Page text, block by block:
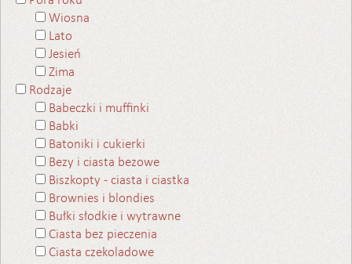
Wiosna
Lato
Jesień
Zima
Rodzaje
Babeczki i muffinki
Babki
Batoniki i cukierki
Bezy i ciasta bezowe
Biszkopty - ciasta i ciastka
Brownies i blondies
Bułki słodkie i wytrawne
Ciasta bez pieczenia
Ciasta czekoladowe